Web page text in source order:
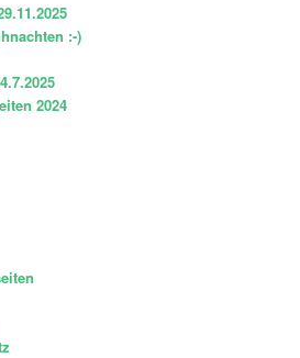
:-)
2024